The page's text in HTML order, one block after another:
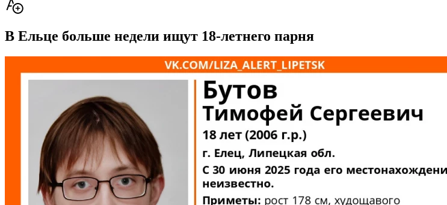
В Ельце больше недели ищут 18-летнего парня